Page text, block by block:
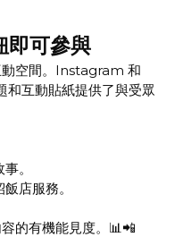
即可參與
動空間。Instagram 和
互動貼紙提供了與受眾
。
店服務。
的有機能見度。📊📲